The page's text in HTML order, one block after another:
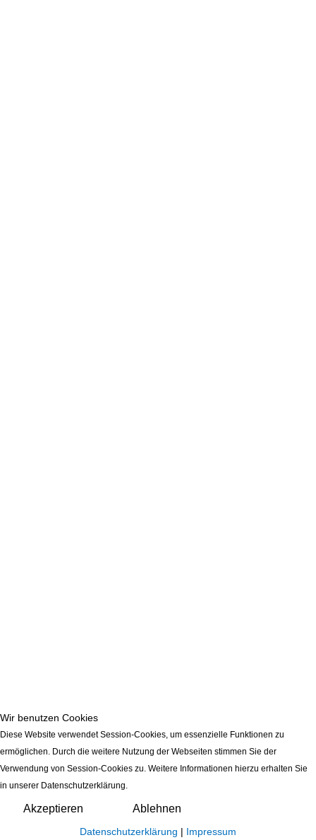
Wir benutzen Cookies
Diese Website verwendet Session-Cookies, um essenzielle Funktionen zu
ermöglichen. Durch die weitere Nutzung der Webseiten stimmen Sie der
Verwendung von Session-Cookies zu. Weitere Informationen hierzu erhalten Sie
in unserer Datenschutzerklärung.
Akzeptieren Ablehnen
Datenschutzerklärung | Impressum